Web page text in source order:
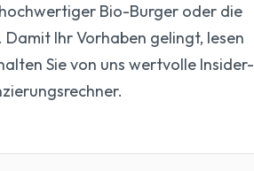
Bio-Burger oder die
Ihr Vorhaben gelingt, lesen
Sie von uns wertvolle Insider-